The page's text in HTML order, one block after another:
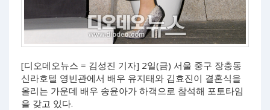
[디오데오뉴스 = 김성진 기자] 2일(금) 서울 중구 장충동
신라호텔 영빈관에서 배우 유지태와 김효진이 결혼식을
올리는 가운데 배우 송윤아가 하객으로 참석해 포토타임
을 갖고 있다.